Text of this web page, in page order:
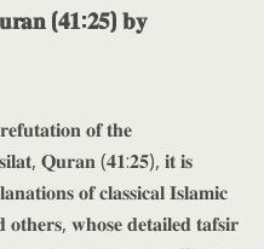
(𝟒𝟏:𝟐𝟓) 𝐛𝐲
𝐨𝐟 𝐭𝐡𝐞
𝐐𝐮𝐫𝐚𝐧 (𝟒𝟏:𝟐𝟓), 𝐢𝐭 𝐢𝐬
𝐨𝐟 𝐜𝐥𝐚𝐬𝐬𝐢𝐜𝐚𝐥 𝐈𝐬𝐥𝐚𝐦𝐢𝐜
𝐰𝐡𝐨𝐬𝐞 𝐝𝐞𝐭𝐚𝐢𝐥𝐞𝐝 𝐭𝐚𝐟𝐬𝐢𝐫